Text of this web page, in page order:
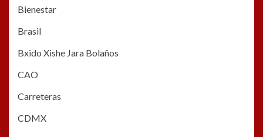
Bienestar
Brasil
Bxido Xishe Jara Bolaños
CAO
Carreteras
CDMX